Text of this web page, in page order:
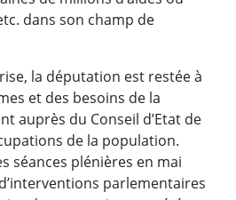
dans son champ de
la députation est restée à
et des besoins de la
auprès du Conseil d’Etat de
de la population.
séances plénières en mai
parlementaires